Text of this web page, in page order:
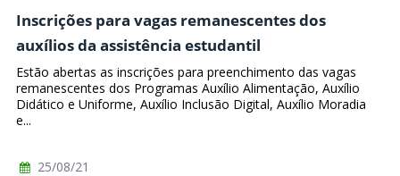
Inscrições para vagas remanescentes dos
auxílios da assistência estudantil
Estão abertas as inscrições para preenchimento das vagas
remanescentes dos Programas Auxílio Alimentação, Auxílio
Didático e Uniforme, Auxílio Inclusão Digital, Auxílio Moradia
e...
25/08/21